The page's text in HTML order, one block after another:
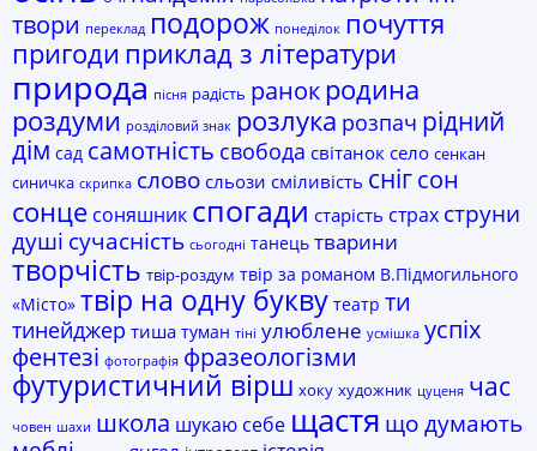
твори переклад подорож понеділок почуття
пригоди приклад з літератури
природа пісня радість ранокродина
роздуми розділовий знак розлука розпач рідний
дім сад самотність свобода світанок село сенкан
синичка скрипка слово сльози сміливість снігсон
сонце соняшник спогади старість страх струни
душі сучасність сьогодні танець тварини
творчість твір-роздум твір за романом В.Підмогильного
«Місто» твір на одну букву театр ти
тинейджер тиша туман тіні улюблене усмішка успіх
фентезі фотографія фразеологізми
футуристичний вірш хоку художник цуценя час
човен шахи школа шукаю себе щастя що думають